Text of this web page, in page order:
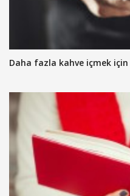
Daha fazla kahve içmek